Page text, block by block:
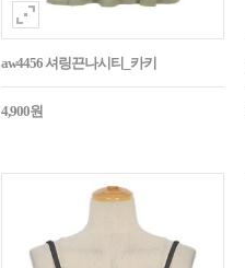
aw4456 셔링끈나시티_카키
4,900원